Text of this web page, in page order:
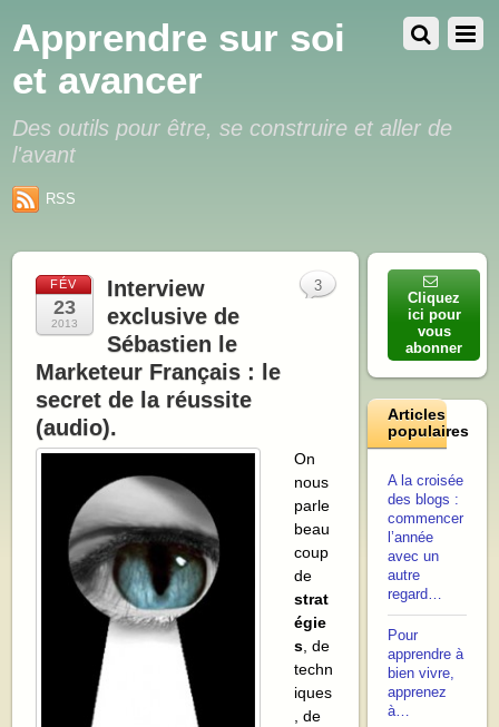
Apprendre sur soi
et avancer
Des outils pour être, se construire et aller de
l'avant
RSS
FÉV
23
2013
Interview
exclusive de
Sébastien le
Marketeur Français : le
secret de la réussite
(audio).
On
nous
parle
beau
coup
de
strat
égie
s, de
techn
iques
, de
3
Cliquez
ici pour
vous
abonner
Articles
populaires
A la croisée
des blogs :
commencer
l’année
avec un
autre
regard…
Pour
apprendre à
bien vivre,
apprenez
à…